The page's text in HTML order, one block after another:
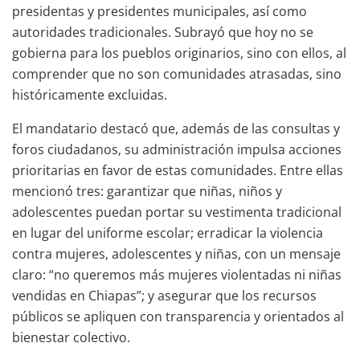
presidentas y presidentes municipales, así como
autoridades tradicionales. Subrayó que hoy no se
gobierna para los pueblos originarios, sino con ellos, al
comprender que no son comunidades atrasadas, sino
históricamente excluidas.
El mandatario destacó que, además de las consultas y
foros ciudadanos, su administración impulsa acciones
prioritarias en favor de estas comunidades. Entre ellas
mencionó tres: garantizar que niñas, niños y
adolescentes puedan portar su vestimenta tradicional
en lugar del uniforme escolar; erradicar la violencia
contra mujeres, adolescentes y niñas, con un mensaje
claro: “no queremos más mujeres violentadas ni niñas
vendidas en Chiapas”; y asegurar que los recursos
públicos se apliquen con transparencia y orientados al
bienestar colectivo.